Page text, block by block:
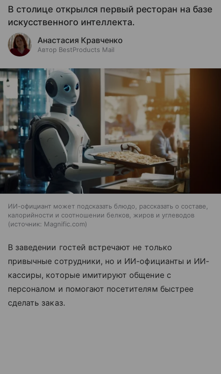
В столице открылся первый ресторан на базе
искусственного интеллекта.
Анастасия Кравченко
Автор BestProducts Mail
ИИ-официант может подсказать блюдо, рассказать о составе,
калорийности и соотношении белков, жиров и углеводов
источник: Magnific.com
В заведении гостей встречают не только
привычные сотрудники, но и ИИ-официанты и ИИ-
кассиры, которые имитируют общение с
персоналом и помогают посетителям быстрее
сделать заказ.